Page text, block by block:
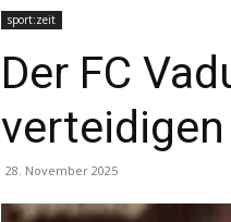
sport:zeit
Der FC
verteidigen
28. November 2025